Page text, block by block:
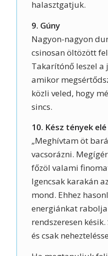
halasztgatjuk.
9. Gúny
Nagyon-nagyon
csinosan öltözött
Takarítónő leszel a
amikor
közli veled, hogy
sincs.
10. Kész tények
„Meghívtam öt
vacsorázni.
főzöl valami
Igencsak karakán
mond. Ehhez
energiánkat
rendszeresen
és csak